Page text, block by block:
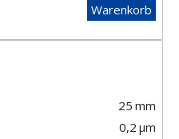
Warenkorb
25 mm
0,2 μm